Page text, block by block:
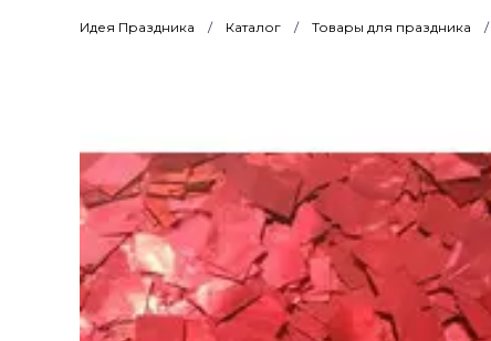
Идея Праздника Каталог Товары для праздника